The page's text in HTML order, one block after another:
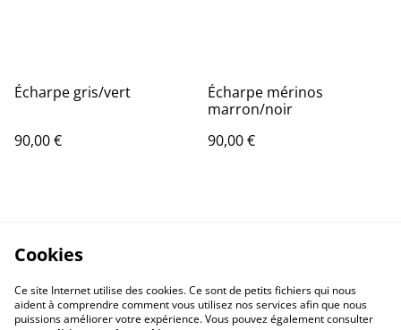
Écharpe gris/vert
90,00 €
Écharpe mérinos
marron/noir
90,00 €
Cookies
Ce site Internet utilise des cookies. Ce sont de petits fichiers qui nous
aident à comprendre comment vous utilisez nos services afin que nous
puissions améliorer votre expérience. Vous pouvez également consulter